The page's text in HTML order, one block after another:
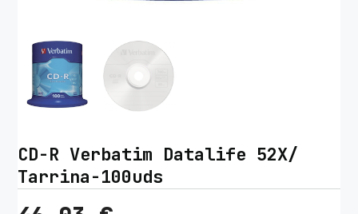
CD-R Verbatim Datalife 52X/
Tarrina-100uds